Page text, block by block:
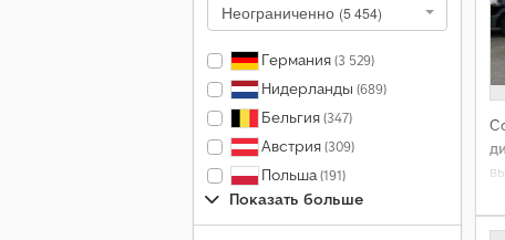
Неограниченно (5 454)
Германия(3 529)
Нидерланды (689)
Бельгия(347)
Австрия(309)
Польша(191)
Показать больше